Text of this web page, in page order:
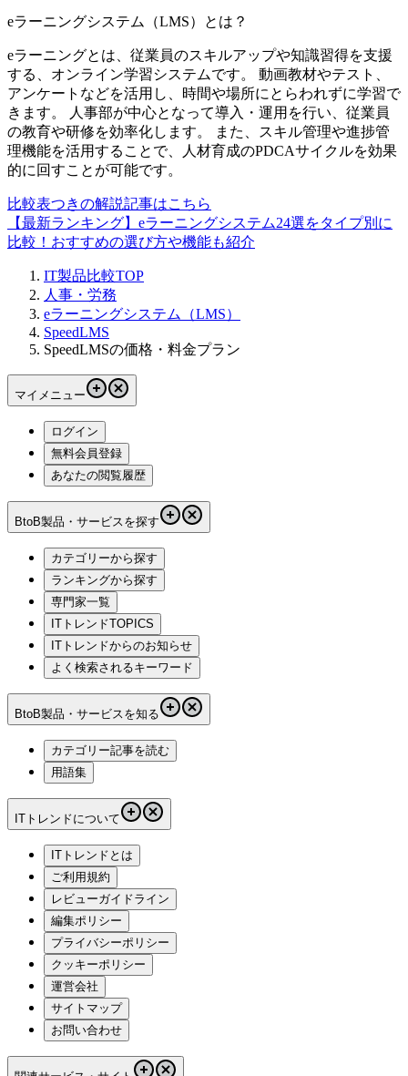
eラーニングシステム（LMS） とは？
eラーニングとは、従業員のスキルアップや知識習得を支援
する、オンライン学習システムです。 動画教材やテスト、
アンケートなどを活用し、時間や場所にとらわれずに学習で
きます。 人事部が中心となって導入・運用を行い、従業員
の教育や研修を効率化します。 また、スキル管理や進捗管
理機能を活用することで、人材育成のPDCAサイクルを効果
的に回すことが可能です。
比較表つきの解説記事はこちら
【最新ランキング】eラーニングシステム24選をタイプ別に
比較！おすすめの選び方や機能も紹介
IT製品比較TOP
人事・労務
eラーニングシステム（LMS）
SpeedLMS
SpeedLMSの価格・料金プラン
マイメニュー
ログイン
無料会員登録
あなたの閲覧履歴
BtoB製品・サービスを探す
カテゴリーから探す
ランキングから探す
専門家一覧
ITトレンドTOPICS
ITトレンドからのお知らせ
よく検索されるキーワード
BtoB製品・サービスを知る
カテゴリー記事を読む
用語集
ITトレンドについて
ITトレンドとは
ご利用規約
レビューガイドライン
編集ポリシー
プライバシーポリシー
クッキーポリシー
運営会社
サイトマップ
お問い合わせ